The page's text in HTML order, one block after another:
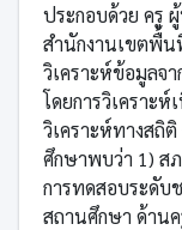
ประกอบด้วย ครู
สำนักงานเขตพื้
วิเคราะห์ข้อมูลจ
โดยการวิเคราะห์
วิเคราะห์ทางสถิ
ศึกษาพบว่า 1) ส
การทดสอบระดับ
สถานศึกษา ด้าน